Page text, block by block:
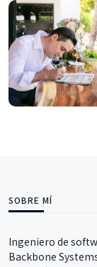
SOBRE MÍ
Ingeniero de
Backbone